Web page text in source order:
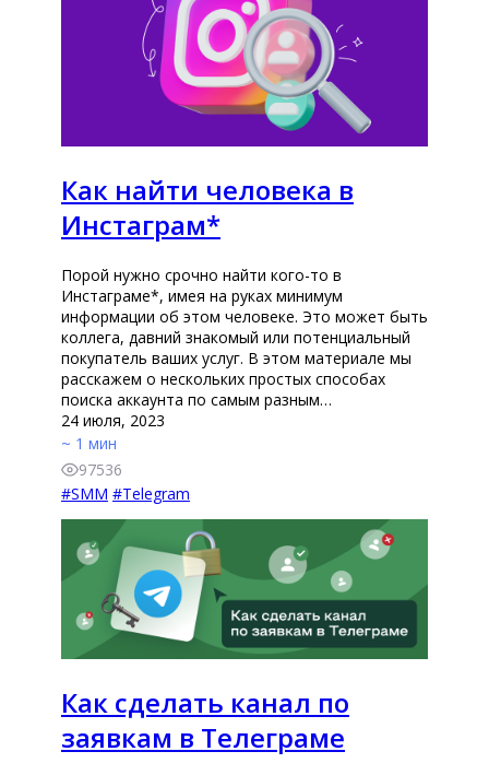
Как найти человека в
Инстаграм*
Порой нужно срочно найти кого-то в
Инстаграме*, имея на руках минимум
информации об этом человеке. Это может быть
коллега, давний знакомый или потенциальный
покупатель ваших услуг. В этом материале мы
расскажем о нескольких простых способах
поиска аккаунта по самым разным…
24 июля, 2023
~ 1 мин
97536
#SMM #Telegram
Как сделать канал по
заявкам в Телеграме